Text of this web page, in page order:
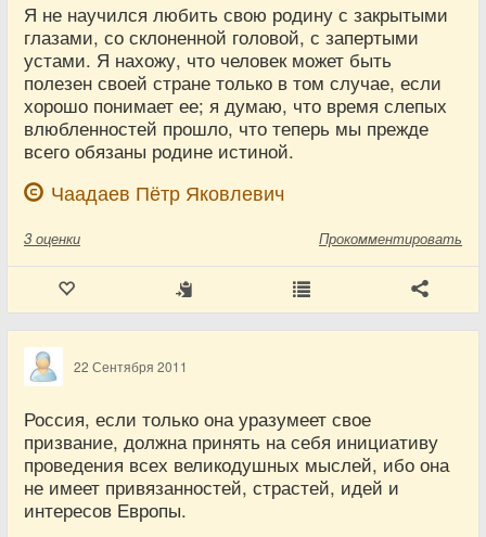
Я не научился любить свою родину с закрытыми
глазами, со склоненной головой, с запертыми
устами. Я нахожу, что человек может быть
полезен своей стране только в том случае, если
хорошо понимает ее; я думаю, что время слепых
влюбленностей прошло, что теперь мы прежде
всего обязаны родине истиной.
Чаадаев Пётр Яковлевич
3 оценки Прокомментировать
22 Сентября 2011
Россия, если только она уразумеет свое
призвание, должна принять на себя инициативу
проведения всех великодушных мыслей, ибо она
не имеет привязанностей, страстей, идей и
интересов Европы.